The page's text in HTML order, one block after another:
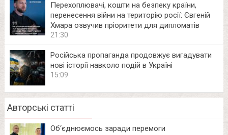
Перехоплювачі, кошти на безпеку країни,
перенесення війни на територію росії: Євгеній
Хмара озвучив пріоритети для дипломатів
21:30
Російська пропаганда продовжує вигадувати
нові історії навколо подій в Україні
15:09
Авторські статті
Об‘єднюємось заради перемоги